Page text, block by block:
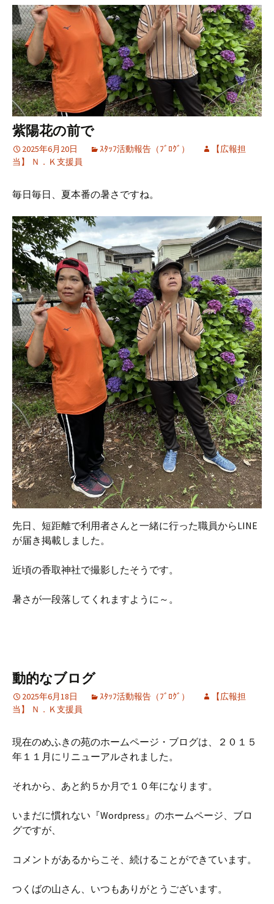
紫陽花の前で
2025年6月20日 ｽﾀｯﾌ活動報告（ﾌﾞﾛｸﾞ）
【広報担
当】 Ｎ．Ｋ支援員
毎日毎日、夏本番の暑さですね。
先日、短距離で利用者さんと一緒に行った職員からLINE
が届き掲載しました。
近頃の香取神社で撮影したそうです。
暑さが一段落してくれますように～。
動的なブログ
2025年6月18日 ｽﾀｯﾌ活動報告（ﾌﾞﾛｸﾞ）
【広報担
当】 Ｎ．Ｋ支援員
現在のめふきの苑のホームページ・ブログは、２０１５
年１１月にリニューアルされました。
それから、あと約５か月で１０年になります。
いまだに慣れない『Wordpress』のホームページ、ブロ
グですが、
コメントがあるからこそ、続けることができています。
つくばの山さん、いつもありがとうございます。